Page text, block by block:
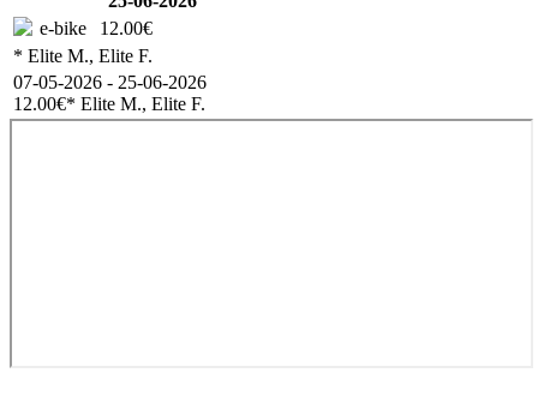
e-bike
12.00€
* Elite M., Elite F.
07-05-2026 - 25-06-2026
12.00€* Elite M., Elite F.